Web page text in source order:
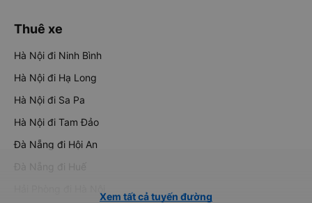
Thuê xe
Hà Nội đi Ninh Bình
Hà Nội đi Hạ Long
Hà Nội đi Sa Pa
Hà Nội đi Tam Đảo
Đà Nẵng đi Hội An
Đà Nẵng đi Huế
Xem tất cả tuyến đường